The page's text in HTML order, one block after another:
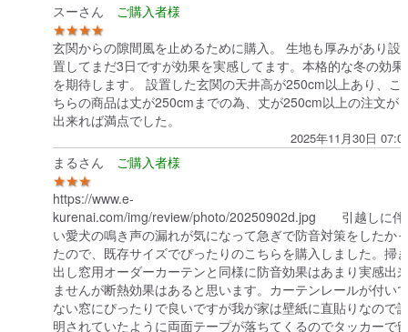
スーさん
★★★★
玄関からの隙間風を止めるために購入。 生地も厚みがあり設
置してまだ3日ですが効果を実感してます。本格的な冬の効果
を期待します。 設置した玄関の天井高が250cm以上あり、こ
ちらの商品は丈が250cmまでの為、丈が250cm以上の注文が
出来れば満点でした。
2025年11月30日
まるさん
★★★
https://www.e-
kurenai.com/img/review/photo/20250902d.jpg 引越しに伴
い愛犬の鳴き声の漏れが気になって急ぎで防音対策をしたか
たので、既存サイズでぴったりのこちらを購入しました。掃
出し窓用オーダーカーテンと同様に防音効果はあまり実感出
ませんが断熱効果はあると思います。カーテンレールが付い
ない窓にぴったりで良いですが我が家は壁紙に直貼りなので
明されていたように両面テープが落ちてくるのでタッカーで